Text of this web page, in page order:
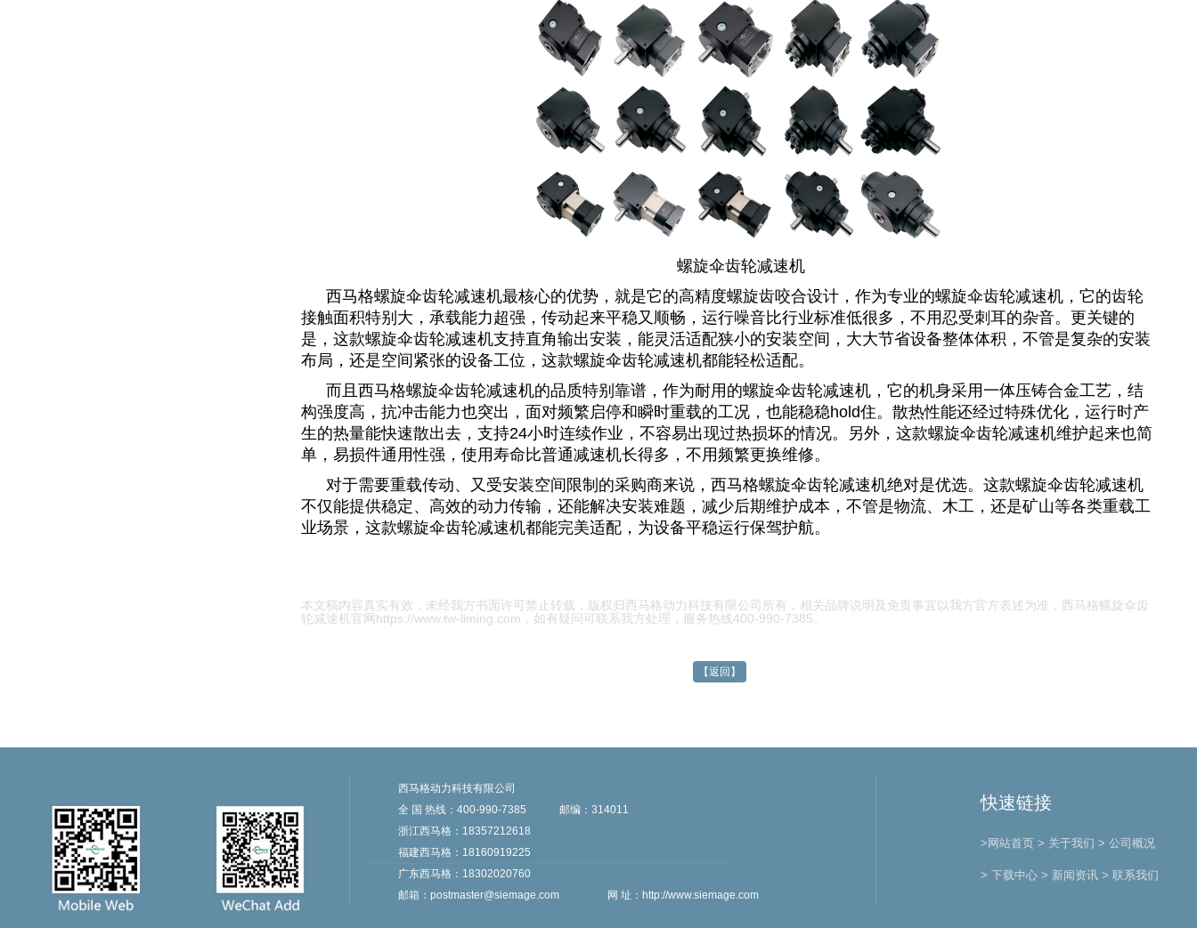
螺旋伞齿轮减速机
西马格螺旋伞齿轮减速机最核心的优势，就是它的高精度螺旋齿咬合设计，作为专业的螺旋伞齿轮减速机 ，它的齿轮
接触面积特别大，承载能力超强，传动起来平稳又顺畅，运行噪音比行业标准低很多，不用忍受刺耳的杂音。更关键的
是，这款螺旋伞齿轮减速机支持直角输出安装，能灵活适配狭小的安装空间，大大节省设备整体体积，不管是复杂的安装
布局，还是空间紧张的设备工位，这款螺旋伞齿轮减速机都能轻松适配。
而且西马格螺旋伞齿轮减速机的品质特别靠谱，作为耐用的螺旋伞齿轮减速机 ，它的机身采用一体压铸合金工艺，结
构强度高，抗冲击能力也突出，面对频繁启停和瞬时重载的工况，也能稳稳hold住。散热性能还经过特殊优化，运行时产
生的热量能快速散出去，支持24小时连续作业，不容易出现过热损坏的情况。另外，这款螺旋伞齿轮减速机维护起来也简
单，易损件通用性强，使用寿命比普通减速机长得多，不用频繁更换维修。
对于需要重载传动、又受安装空间限制的采购商来说， 西马格螺旋伞齿轮减速机绝对是优选。这款螺旋伞齿轮减速机
不仅能提供稳定、高效的动力传输，还能解决安装难题，减少后期维护成本，不管是物流、木工，还是矿山等各类重载工
业场景，这款螺旋伞齿轮减速机都能完美适配，为设备平稳运行保驾护航。
本文稿内容真实有效，未经我方书面许可禁止转载，版权归西马格动力科技有限公司所有，相关品牌说明及免责事宜以我方官方表述为准， 西马格螺旋伞齿
轮减速机官网https://www.tw-liming.com ，如有疑问可联系我方处理，服务热线400-990-7385。
【返回】
西马格动力科技有限公司
全 国 热线：400-990-7385
邮编：314011
浙江西马格：18357212618
福建西马格：18160919225
广东西马格：18302020760
邮箱： postmaster@siemage.com 网 址： http://www.siemage.com
快速链接
>网站首页 > 关于我们 > 公司概况
> 下载中心 > 新闻资讯 > 联系我们